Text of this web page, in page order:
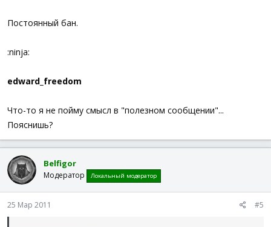
Постоянный бан.
:ninja:
edward_freedom
Что-то я не пойму смысл в "полезном сообщении"...
Пояснишь?
Belfigor
Модератор Локальный модератор
25 Мар 2011 #5